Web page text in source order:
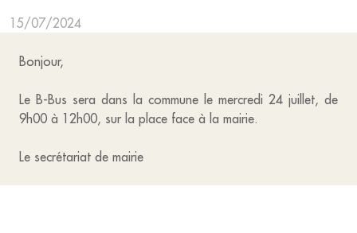
15/07/2024
Bonjour,
Le B-Bus sera dans la commune le mercredi 24 juillet, de
9h00 à 12h00, sur la place face à la mairie.
Le secrétariat de mairie